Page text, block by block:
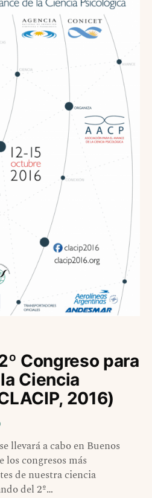
Congreso para
Ciencia
2016)
llevará a cabo en Buenos
congresos más
de nuestra ciencia
del 2º…